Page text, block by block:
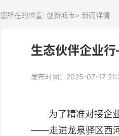
您所在的位置: 创新城市> 新闻详情
生态伙伴企业
发布时间：2025-07-17
为了精准对接企业
——走进龙泉驿区西河